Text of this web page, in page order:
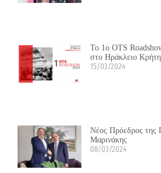
Το 1ο OTS
στο Ηράκλειο
15/03/2024
Νέος Πρόεδρος της
Μαρινάκης
08/03/2024